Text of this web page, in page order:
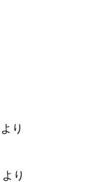
より
より